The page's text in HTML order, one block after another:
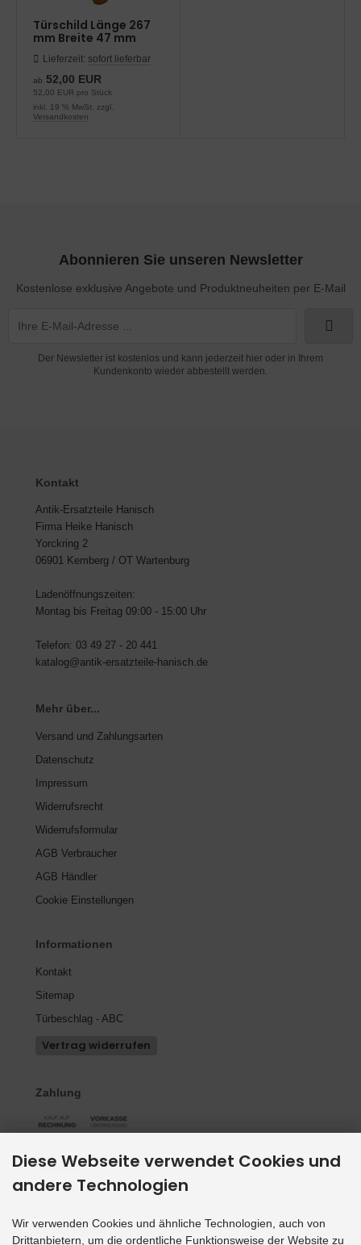
Türschild Länge 267
mm Breite 47 mm
Lieferzeit: sofort lieferbar
ab 52,00 EUR
52,00 EUR pro Stück
inkl. 19 % MwSt. zzgl.
Versandkosten
Abonnieren Sie unseren Newsletter
Kostenlose exklusive Angebote und Produktneuheiten per E-Mail
Der Newsletter ist kostenlos und kann jederzeit hier oder in Ihrem
Kundenkonto wieder abbestellt werden.
Kontakt
Antik-Ersatzteile Hanisch
Firma Heike Hanisch
Yorckring 2
06901 Kemberg / OT Wartenburg
Ladenöffnungszeiten:
Montag bis Freitag 09:00 - 15:00 Uhr
Telefon: 03 49 27 - 20 441
katalog@antik-ersatzteile-hanisch.de
Mehr über...
Versand und Zahlungsarten
Datenschutz
Impressum
Widerrufsrecht
Widerrufsformular
AGB Verbraucher
AGB Händler
Cookie Einstellungen
Informationen
Kontakt
Sitemap
Türbeschlag - ABC
Vertrag widerrufen
Zahlung
Versand
Social Media
Diese Webseite verwendet Cookies und
andere Technologien
Wir verwenden Cookies und ähnliche Technologien, auch von
Drittanbietern, um die ordentliche Funktionsweise der Website zu